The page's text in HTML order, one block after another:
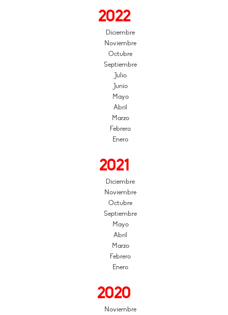
2022
Diciembre
Noviembre
Octubre
Septiembre
Julio
Junio
Mayo
Abril
Marzo
Febrero
Enero
2021
Diciembre
Noviembre
Octubre
Septiembre
Mayo
Abril
Marzo
Febrero
Enero
2020
Noviembre